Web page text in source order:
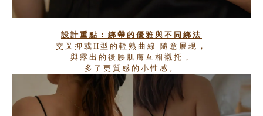
設計重點： 綁帶的優雅與不同綁法
交叉抑或 H 型的輕熟曲線 隨意展現，
與露出的後腰肌膚互相襯托，
多了更質感的小性感。